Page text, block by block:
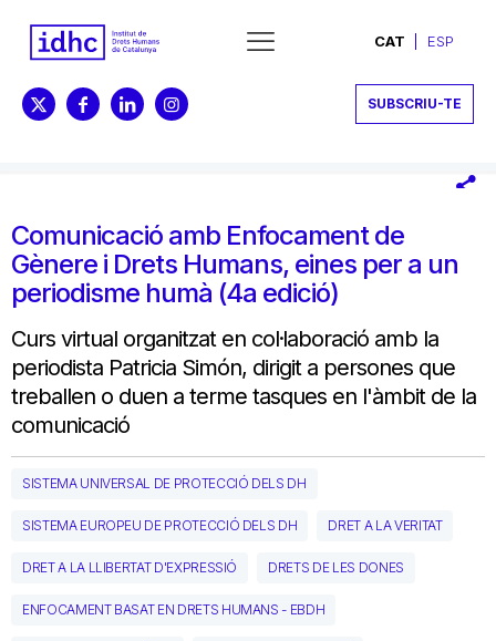
CAT ESP
SUBSCRIU-TE
Comunicació amb Enfocament de
Gènere i Drets Humans, eines per a un
periodisme humà (4a edició)
Curs virtual organitzat en col·laboració amb la
periodista Patricia Simón, dirigit a persones que
treballen o duen a terme tasques en l'àmbit de la
comunicació
SISTEMA UNIVERSAL DE PROTECCIÓ DELS DH
SISTEMA EUROPEU DE PROTECCIÓ DELS DH DRET A LA VERITAT
DRET A LA LLIBERTAT D'EXPRESSIÓ DRETS DE LES DONES
ENFOCAMENT BASAT EN DRETS HUMANS - EBDH